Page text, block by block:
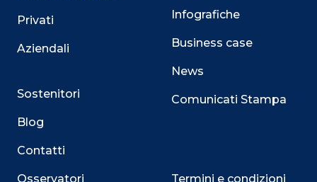
Privati
Aziendali
Sostenitori
Blog
Contatti
Osservatori
Infografiche
Business case
News
Comunicati Stampa
Termini e condizioni